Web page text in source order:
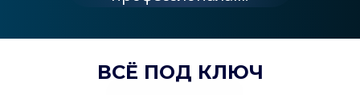
ВСЁ ПОД КЛЮЧ